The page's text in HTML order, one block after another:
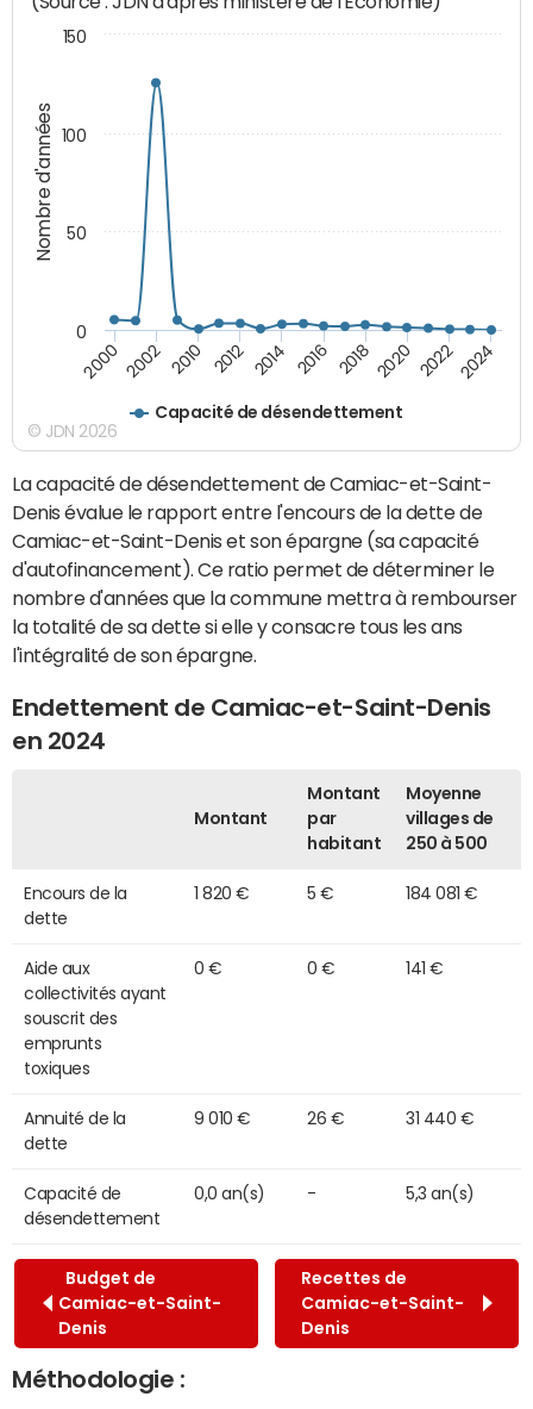
Nombre d'années
Capacité de désendettement
2000 2002 2010 2012 2014 2016 2018 2020 20222024
0
50
100
150
© JDN 2026
La capacité de désendettement de Camiac-et-Saint-
Denis évalue le rapport entre l'encours de la dette de
Camiac-et-Saint-Denis et son épargne (sa capacité
d'autofinancement). Ce ratio permet de déterminer le
nombre d'années que la commune mettra à rembourser
la totalité de sa dette si elle y consacre tous les ans
l'intégralité de son épargne.
Endettement de Camiac-et-Saint-Denis
en 2024
Montant
Montant
par
habitant
Moyenne
villages de
250 à 500
Encours de la
dette
1 820 € 5 € 184 081 €
Aide aux
collectivités ayant
souscrit des
emprunts
toxiques
0 € 0 € 141 €
Annuité de la
dette
9 010 € 26 € 31 440 €
Capacité de
désendettement
0,0 an(s) - 5,3 an(s)
Budget de
Camiac-et-Saint-
Denis
Recettes de
Camiac-et-Saint-
Denis
Méthodologie :